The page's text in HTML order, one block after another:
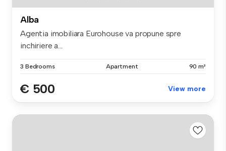
Alba
Agentia imobiliara Eurohouse va propune spre
inchiriere a...
3 Bedrooms Apartment 90 m²
€ 500 View more